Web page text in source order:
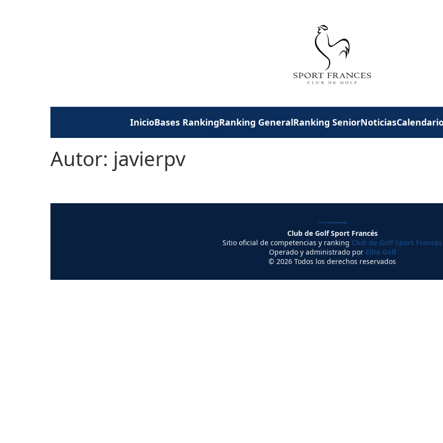
InicioBases RankingRanking GeneralRanking SeniorNoticias
Autor: javierpv
Club de Golf Sport Francés
Sitio oficial de competencias y ranking Club de Golf Sport Francés
Operado y administrado por Elite Golf
© 2026 Todos los derechos reservados